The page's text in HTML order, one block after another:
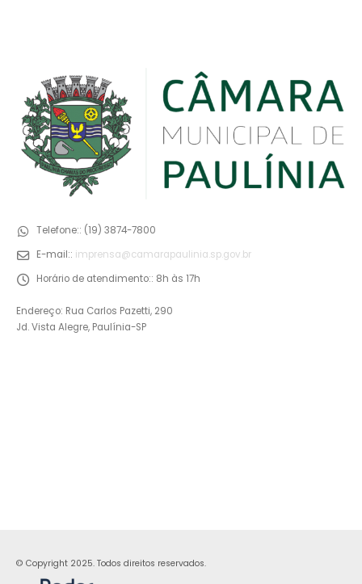
Telefone:: (19) 3874-7800
E-mail:: imprensa@camarapaulinia.sp.gov.br
Horário de atendimento:: 8h às 17h
Endereço: Rua Carlos Pazetti, 290
Jd. Vista Alegre, Paulínia-SP
© Copyright 2025. Todos direitos reservados.